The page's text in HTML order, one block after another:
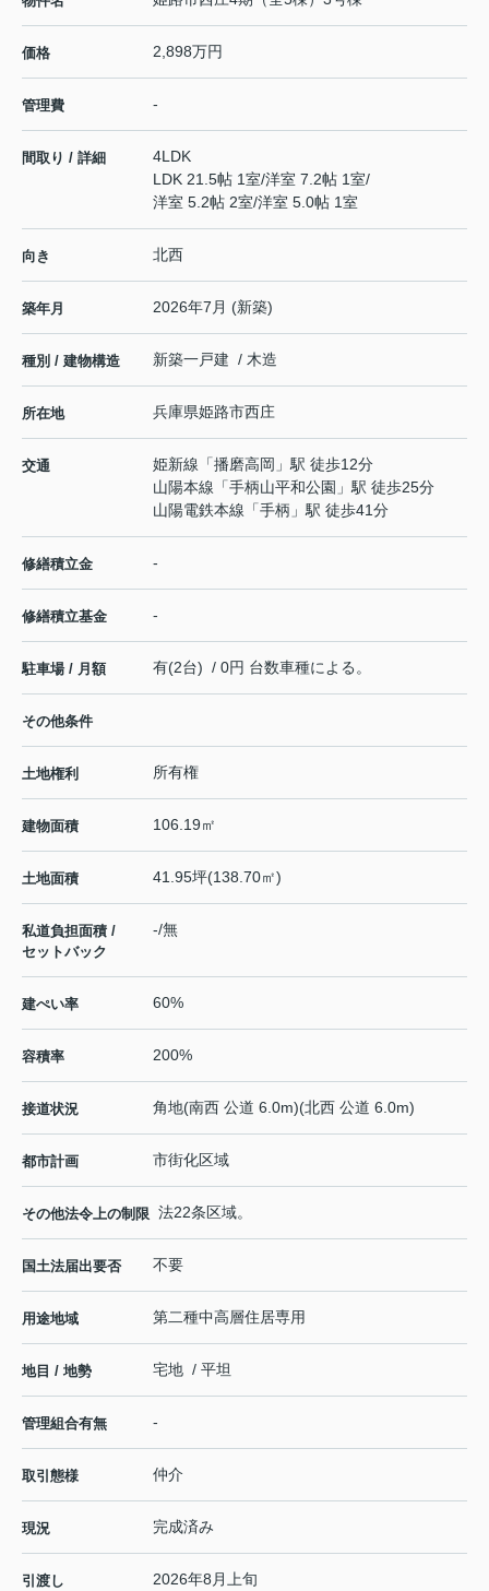
価格 2,898万円
管理費 -
間取り / 詳細
4LDK
LDK 21.5帖 1室/洋室 7.2帖 1室/
洋室 5.2帖 2室/洋室 5.0帖 1室
向き 北西
築年月 2026年7月 (新築)
種別 / 建物構造 新築一戸建 / 木造
所在地 兵庫県姫路市西庄
交通 姫新線 「播磨高岡 」駅 徒歩12分
山陽本線 「手柄山平和公園 」駅 徒歩25分
山陽電鉄本線 「手柄 」駅 徒歩41分
修繕積立金 -
修繕積立基金 -
駐車場 / 月額 有(2台) / 0円 台数車種による。
その他条件
土地権利 所有権
建物面積 106.19㎡
土地面積 41.95坪(138.70㎡)
私道負担面積 /
セットバック
-/無
建ぺい率 60%
容積率 200%
接道状況 角地(南西 公道 6.0m)(北西 公道 6.0m)
都市計画 市街化区域
その他法令上の制限 法22条区域。
国土法届出要否 不要
用途地域 第二種中高層住居専用
地目 / 地勢 宅地 / 平坦
管理組合有無 -
取引態様 仲介
現況 完成済み
引渡し 2026年8月上旬